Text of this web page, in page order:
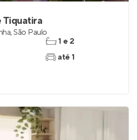
Tiquatira
,São Paulo
1 e 2
até 1